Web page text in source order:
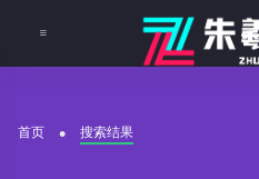
首页 搜索结果